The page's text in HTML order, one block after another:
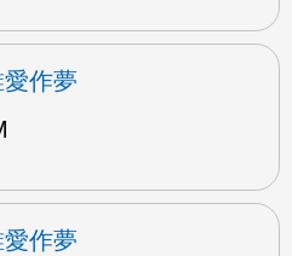
作夢
作夢